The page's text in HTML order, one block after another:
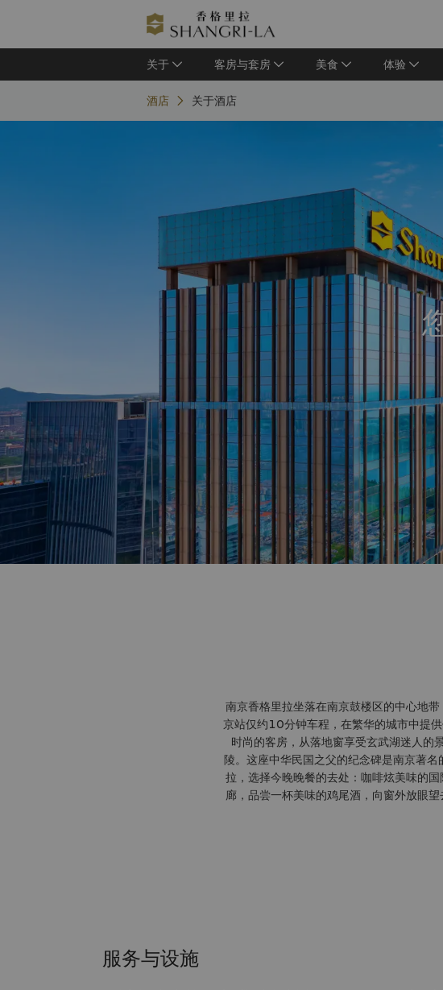
关于 客房与套房 美食 体验
酒店 关于酒店
南京香格里拉坐落在南京鼓楼区的中心地
京站仅约10分钟车程，在繁华的城市中提
时尚的客房，从落地窗享受玄武湖迷人的
陵。这座中华民国之父的纪念碑是南京著
拉，选择今晚晚餐的去处：咖啡炫美味的
廊，品尝一杯美味的鸡尾酒，向窗外放眼
服务与设施